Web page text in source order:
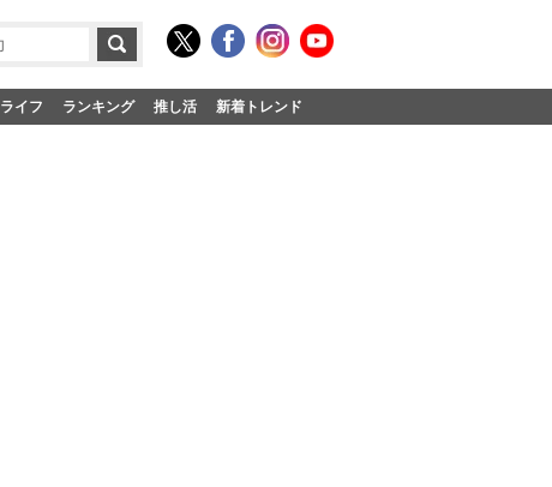
ライフ ランキング 推し活 新着トレンド